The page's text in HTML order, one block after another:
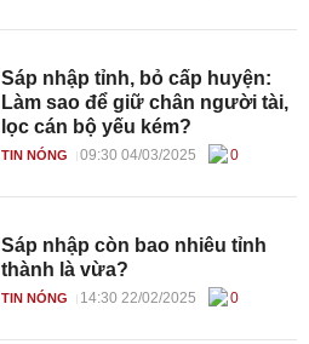
Sáp nhập tỉnh, bỏ cấp huyện:
Làm sao để giữ chân người tài,
lọc cán bộ yếu kém?
TIN NÓNG 09:30 04/03/2025 0
Sáp nhập còn bao nhiêu tỉnh
thành là vừa?
TIN NÓNG 14:30 22/02/2025 0